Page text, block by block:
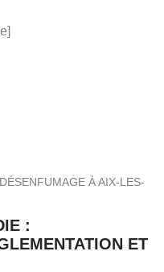
À AIX-LES-
:
ET